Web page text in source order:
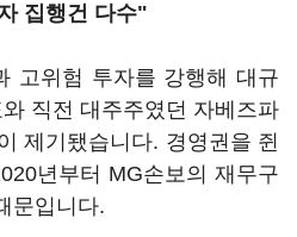
집행건 다수"
고위험 투자를 강행해 대규
직전 대주주였던 자베즈파
제기됐습니다. 경영권을 쥔
년부터 MG손보의 재무구
문입니다.